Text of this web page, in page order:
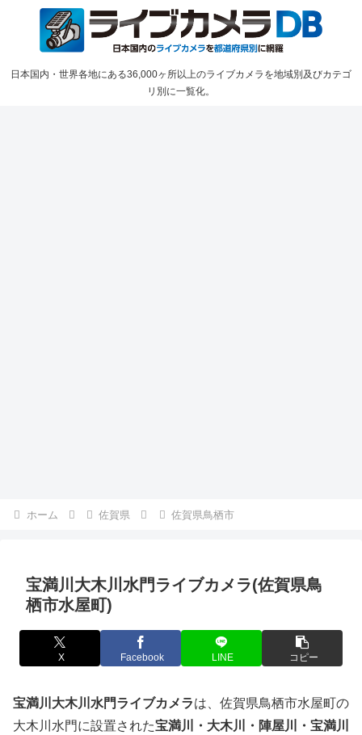
日本国内・世界各地にある36,000ヶ所以上のライブカメラを地域別及びカテゴ
リ別に一覧化。
ホーム 佐賀県 佐賀県鳥栖市
宝満川大木川水門ライブカメラ(佐賀県鳥
栖市水屋町)
X Facebook LINE コピー
宝満川大木川水門ライブカメラは、佐賀県鳥栖市水屋町の
大木川水門に設置された宝満川・大木川・陣屋川・宝満川